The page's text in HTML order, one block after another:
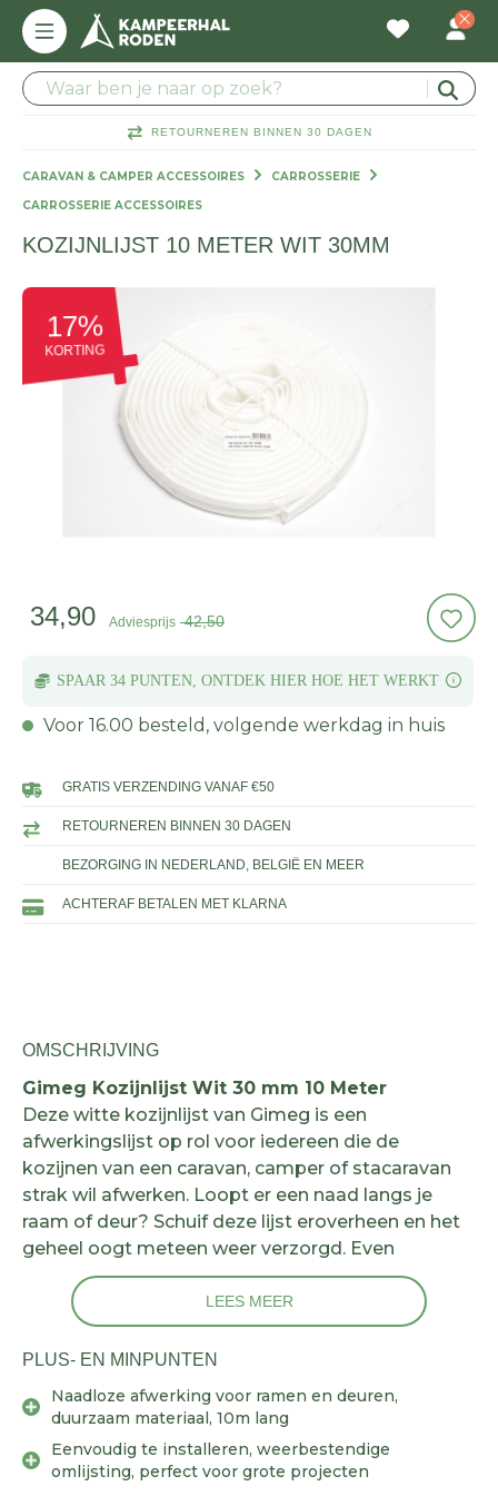
RETOURNEREN BINNEN 30 DAGEN
CARAVAN & CAMPER ACCESSOIRES
CARROSSERIE
CARROSSERIE ACCESSOIRES
KOZIJNLIJST 10 METER WIT 30MM
17%
KORTING
34,90 Adviesprijs 42,50
SPAAR 34 PUNTEN, ONTDEK HIER HOE HET WERKT
Voor 16.00 besteld, volgende werkdag in huis
GRATIS VERZENDING VANAF €50
RETOURNEREN BINNEN 30 DAGEN
BEZORGING IN NEDERLAND, BELGIË EN MEER
ACHTERAF BETALEN MET KLARNA
OMSCHRIJVING
Gimeg Kozijnlijst Wit 30 mm 10 Meter
Deze witte kozijnlijst van Gimeg is een
afwerkingslijst op rol voor iedereen die de
kozijnen van een caravan, camper of stacaravan
strak wil afwerken. Loopt er een naad langs je
raam of deur? Schuif deze lijst eroverheen en het
geheel oogt meteen weer verzorgd. Even
opmeten, op maat snijden, aanbrengen, klaar.
Met 10 volle meters op één rol heb je ruim
voldoende om meerdere ramen en deuren aan te
weerbestendige kunststof trekt zich weinig aan
overal bij en blijft jarenlang mooi.
LEES MEER
PLUS- EN MINPUNTEN
Naadloze afwerking voor ramen en deuren,
duurzaam materiaal, 10m lang
Eenvoudig te installeren, weerbestendige
omlijsting, perfect voor grote projecten